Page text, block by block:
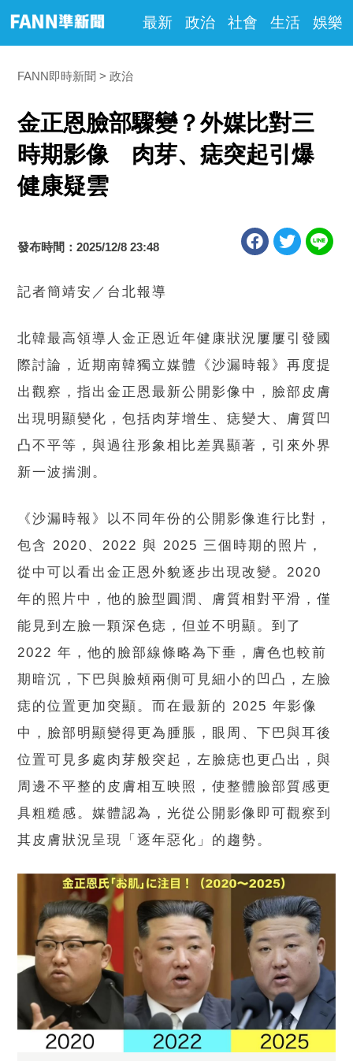
最新 政治 社會 生活 娛樂
FANN即時新聞 政治
金正恩臉部驟變？外媒比對三
時期影像 肉芽、痣突起引爆
健康疑雲
發布時間：2025/12/8 23:48
記者簡靖安／台北報導
北韓最高領導人金正恩近年健康狀況屢屢引發國
際討論，近期南韓獨立媒體《沙漏時報》再度提
出觀察，指出金正恩最新公開影像中，臉部皮膚
出現明顯變化，包括肉芽增生、痣變大、膚質凹
凸不平等，與過往形象相比差異顯著，引來外界
新一波揣測。
《沙漏時報》以不同年份的公開影像進行比對，
包含 2020、2022 與 2025 三個時期的照片，
從中可以看出金正恩外貌逐步出現改變。2020
年的照片中，他的臉型圓潤、膚質相對平滑，僅
能見到左臉一顆深色痣，但並不明顯。到了
2022 年，他的臉部線條略為下垂，膚色也較前
期暗沉，下巴與臉頰兩側可見細小的凹凸，左臉
痣的位置更加突顯。而在最新的 2025 年影像
中，臉部明顯變得更為腫脹，眼周、下巴與耳後
位置可見多處肉芽般突起，左臉痣也更凸出，與
周邊不平整的皮膚相互映照，使整體臉部質感更
具粗糙感。媒體認為，光從公開影像即可觀察到
其皮膚狀況呈現「逐年惡化」的趨勢。